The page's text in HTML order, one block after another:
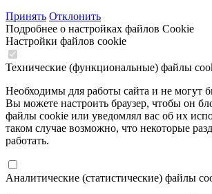
Принять Отклонить
Подробнее о настройках файлов Cookie
Настройки файлов cookie
Технические (функциональные) файлы
Необходимы для работы сайта и не могут
Вы можете настроить браузер, чтобы он
файлы cookie или уведомлял вас об их
таком случае возможно, что некоторые
работать.
Аналитические (статистические) файлы